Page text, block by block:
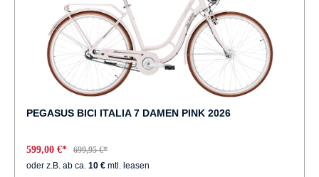
PEGASUS BICI ITALIA 7 DAMEN PINK 2026
599,00 €*
699,95 €*
oder z.B. ab ca. 10 € mtl. leasen